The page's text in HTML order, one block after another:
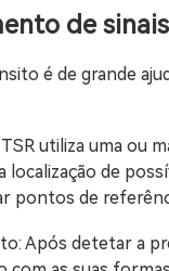
de
é de grande
utiliza uma ou
de
pontos de
Após detetar a